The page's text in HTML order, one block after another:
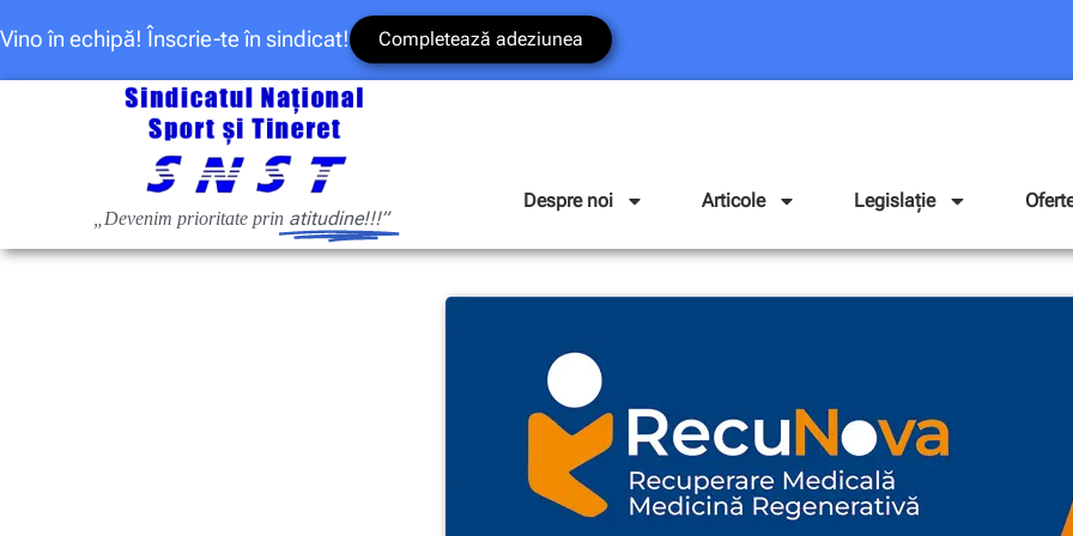
Vino în echipă! Înscrie-te în sindicat! Completează adeziunea
„Devenim prioritate prin atitudine!!!”
Despre noi Articole Legislație